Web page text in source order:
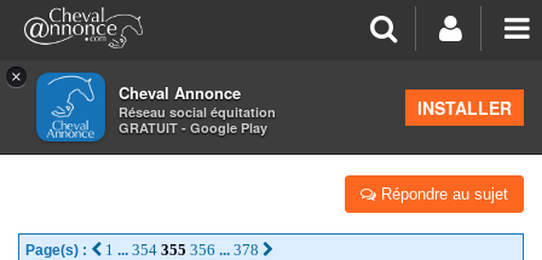
×
Cheval Annonce
Réseau social équitation
GRATUIT - Google Play
INSTALLER
>Vos photos et vidéos
TATANKA ET VISHANKA FM - CONCOURS
Répondre au sujet
Page(s) : 1 ... 354 355 356 ... 378